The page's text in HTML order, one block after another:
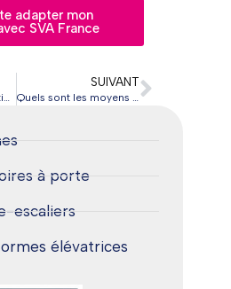
adapter mon
SVA France
Quelles sont les solutions pour aménager son habitation et préserver son autonomie ?
SUIVANT
Quels sont les moyens d’aménager une baignoire pour un senior en manque d’autonomie ?
à porte
escaliers
élévatrices